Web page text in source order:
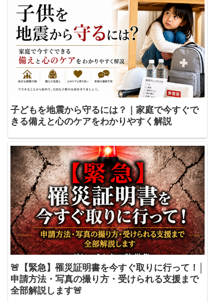
子どもを地震から守るには？｜家庭で今すぐで
きる備えと心のケアをわかりやすく解説
🚨【緊急】罹災証明書を今すぐ取りに行って！│
申請方法・写真の撮り方・受けられる支援まで
全部解説します🚨